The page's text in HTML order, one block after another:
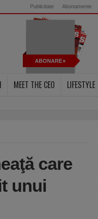
Publicitate Abonamente
ABONARE
MEET THE CEO LIFESTYLE
care
unui